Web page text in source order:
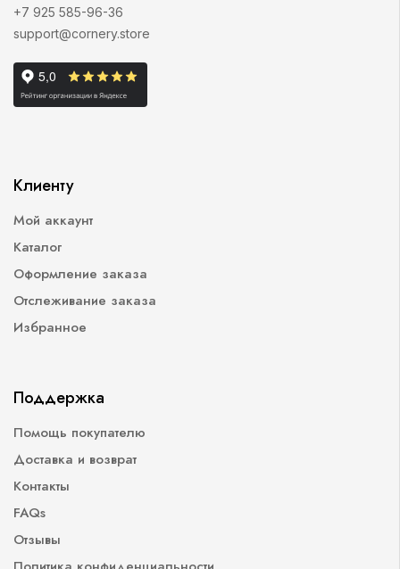
+7 925 585-96-36
support@cornery.store
Клиенту
Мой аккаунт
Каталог
Оформление заказа
Отслеживание заказа
Избранное
Поддержка
Помощь покупателю
Доставка и возврат
Контакты
FAQs
Отзывы